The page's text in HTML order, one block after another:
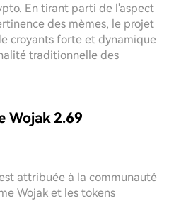
En tirant parti de l'aspect
des mèmes, le projet
croyants forte et dynamique
traditionnelle des
Wojak 2.69
attribuée à la communauté
Wojak et les tokens